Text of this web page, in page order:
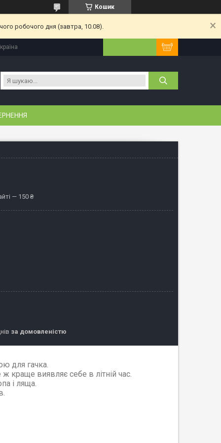
Кошик
робочого дня (завтра, 10.08).
— 150 ₴
за домовленістю
для гачка.
краще виявляє себе в літній час.
і ляща.